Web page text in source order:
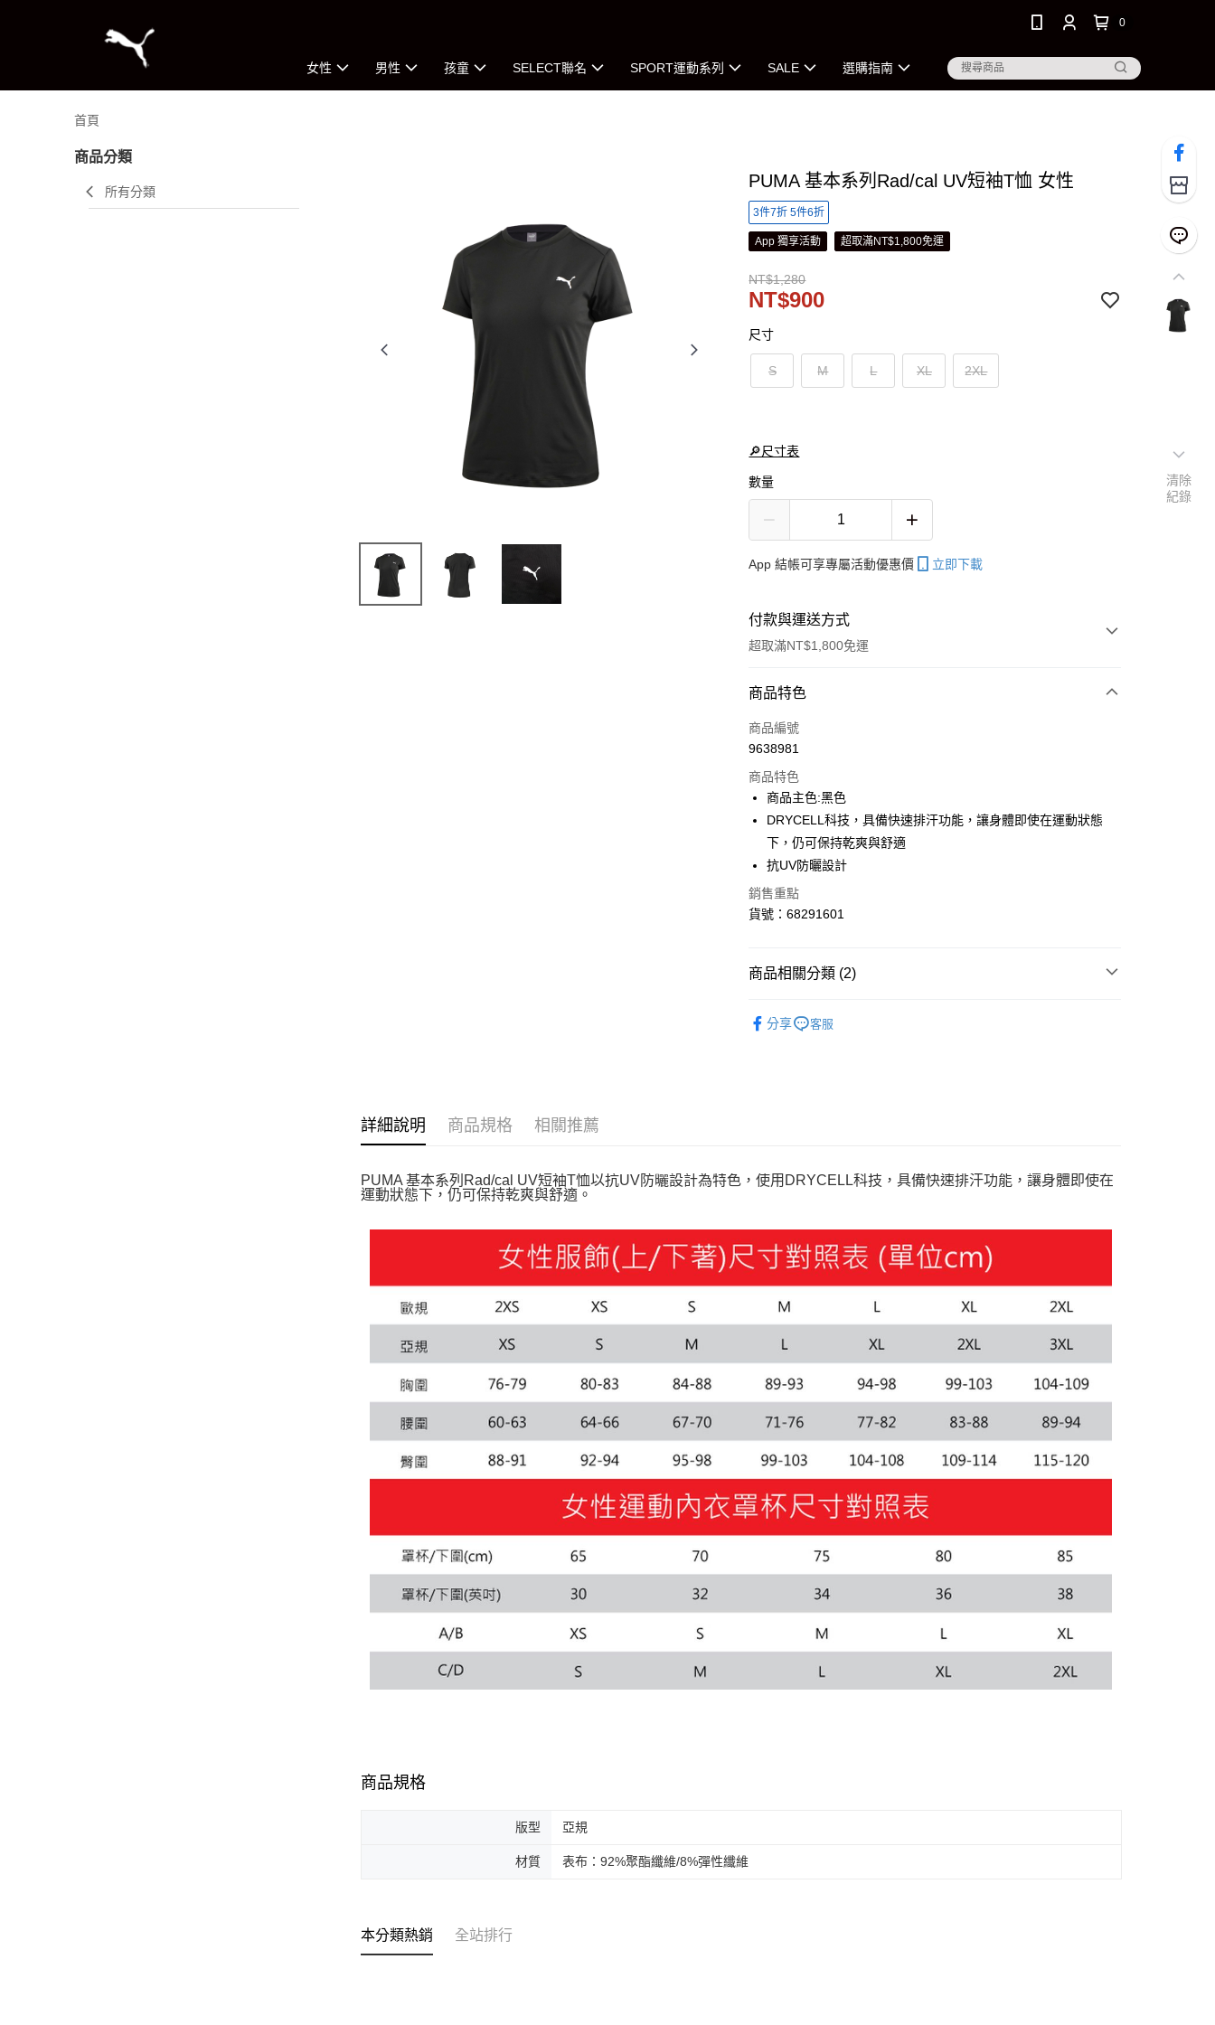
0
女性 男性 孩童 SELECT聯名 SPORT運動系列 SALE 選購指南
首頁
商品分類
所有分類
PUMA 基本系列Rad/cal UV短袖T恤 女性
3件7折 5件6折
App 獨享活動 超取滿NT$1,800免運
NT$1,280
NT$900
尺寸
S M L XL 2XL
🔎尺寸表
數量
App 結帳可享專屬活動優惠價 立即下載
付款與運送方式
超取滿NT$1,800免運
付款方式
信用卡一次付款
Apple Pay
街口支付
悠遊付
Google Pay
付款後全家取貨
商品特色
商品編號
9638981
商品特色
商品主色:黑色
DRYCELL科技，具備快速排汗功能，讓身體即使在運動狀態
下，仍可保持乾爽與舒適
抗UV防曬設計
銷售重點
貨號：68291601
商品相關分類 (2)
分享 客服
詳細說明 商品規格 相關推薦
PUMA 基本系列Rad/cal UV短袖T恤以抗UV防曬設計為特色，使用DRYCELL科技，具備快速排汗功能，讓身體即使在
運動狀態下，仍可保持乾爽與舒適。
商品規格
版型 亞規
材質 表布：92%聚酯纖維/8%彈性纖維
本分類熱銷 全站排行
清除
紀錄